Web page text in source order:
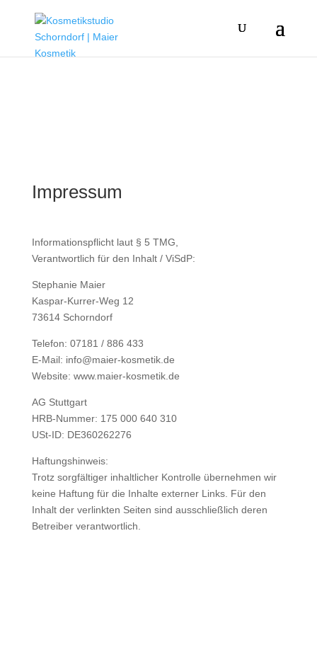
Impressum
Informationspflicht laut § 5 TMG,
Verantwortlich für den Inhalt / ViSdP:
Stephanie Maier
Kaspar-Kurrer-Weg 12
73614 Schorndorf
Telefon: 07181 / 886 433
E-Mail: info@maier-kosmetik.de
Website: www.maier-kosmetik.de
AG Stuttgart
HRB-Nummer: 175 000 640 310
USt-ID: DE360262276
Haftungshinweis:
Trotz sorgfältiger inhaltlicher Kontrolle übernehmen wir
keine Haftung für die Inhalte externer Links. Für den
Inhalt der verlinkten Seiten sind ausschließlich deren
Betreiber verantwortlich.